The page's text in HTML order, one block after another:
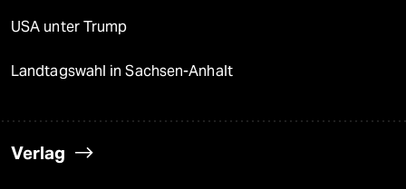
USA unter Trump
Landtagswahl in Sachsen-Anhalt
Verlag